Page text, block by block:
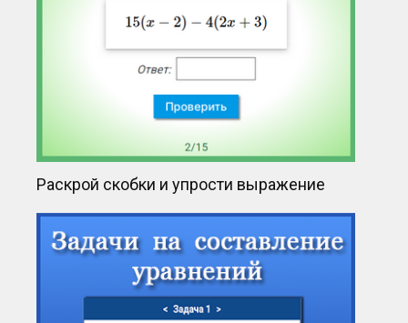
Раскрой скобки и упрости выражение